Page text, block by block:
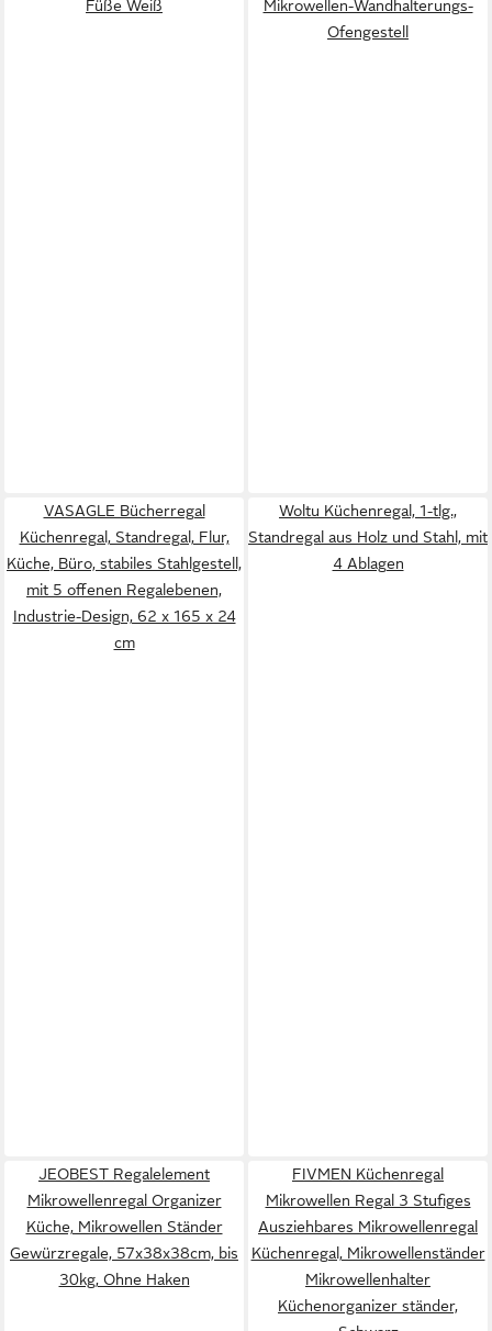
Füße Weiß
Mikrowellen-Wandhalterungs-
Ofengestell
VASAGLE Bücherregal
Küchenregal, Standregal, Flur,
Küche, Büro, stabiles Stahlgestell,
mit 5 offenen Regalebenen,
Industrie-Design, 62 x 165 x 24
cm
Woltu Küchenregal, 1-tlg.,
Standregal aus Holz und Stahl, mit
4 Ablagen
JEOBEST Regalelement
Mikrowellenregal Organizer
Küche, Mikrowellen Ständer
Gewürzregale, 57x38x38cm, bis
30kg, Ohne Haken
FIVMEN Küchenregal
Mikrowellen Regal 3 Stufiges
Ausziehbares Mikrowellenregal
Küchenregal, Mikrowellenständer
Mikrowellenhalter
Küchenorganizer ständer,